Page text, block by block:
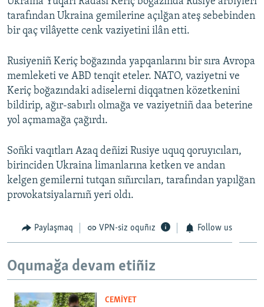
tarafından Ukraina gemilerine açılğan ateş sebebinden
bir qaç vilâyette cenk vaziyetini ilân etti.
Rusiyeniñ Keriç boğazında yapqanlarını bir sıra Avropa
memleketi ve ABD tenqit eteler. NATO, vaziyetni ve
Keriç boğazındaki adiselerni diqqatnen közetkenini
bildirip, ağır-sabırlı olmağa ve vaziyetniñ daa beterine
yol açmamağa çağırdı.
Soñki vaqıtları Azaq deñizi Rusiye uquq qoruyıcıları,
birinciden Ukraina limanlarına ketken ve andan
kelgen gemilerni tutqan sıñırcıları, tarafından yapılğan
provokatsiyalarnıñ yeri oldı.
Paylaşmaq VPN-siz oquñız Follow us
Oqumağa devam etiñiz
CEMİYET